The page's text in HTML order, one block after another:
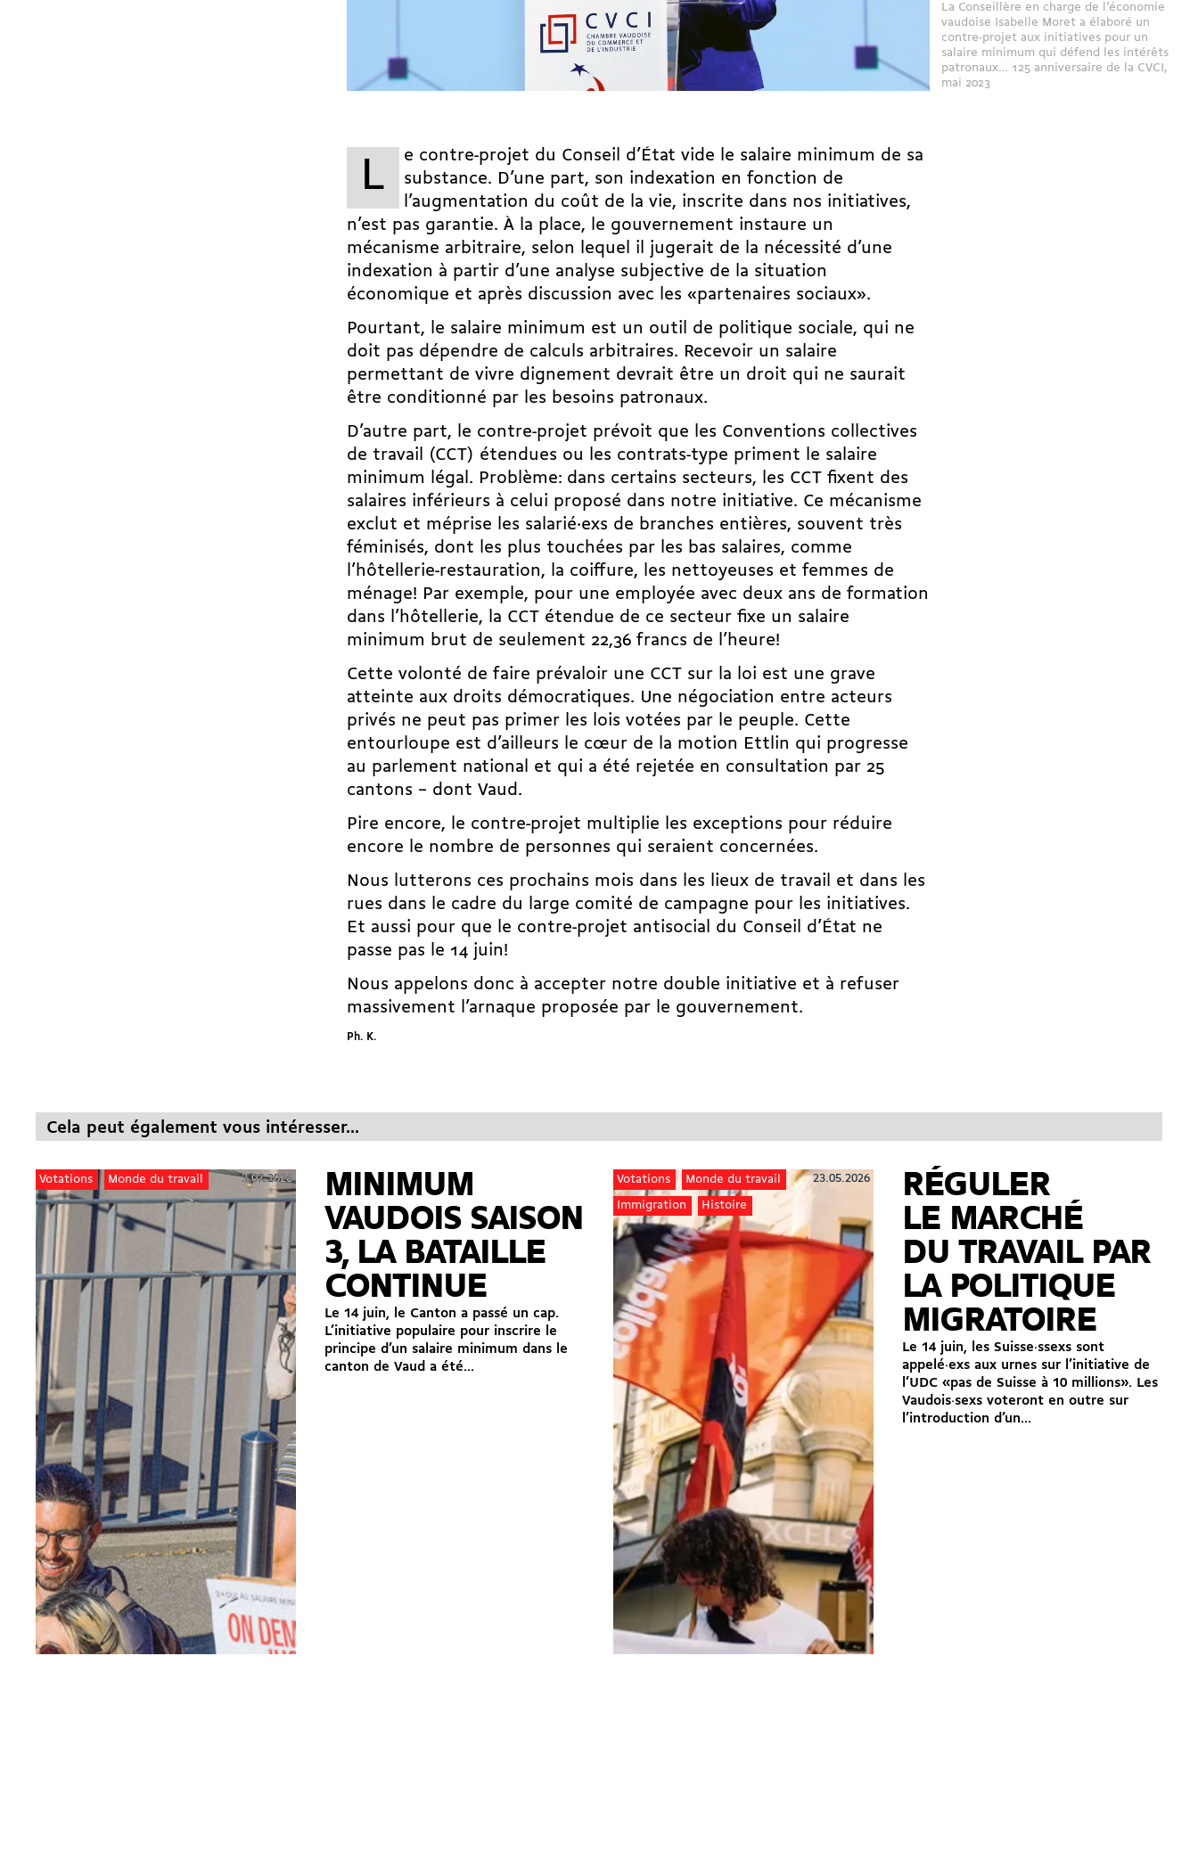
La Conseillère en charge de l’économie
vaudoise Isabelle Moret a élaboré un
contre-projet aux initiatives pour un
salaire minimum qui défend les intérêts
patronaux… 125 anniversaire de la CVCI,
mai 2023
L
e contre-projet du Conseil d’État vide le salaire minimum de sa
substance. D’une part, son indexation en fonction de
l’augmentation du coût de la vie, inscrite dans nos initiatives,
n’est pas garantie. À la place, le gouvernement instaure un
mécanisme arbitraire, selon lequel il jugerait de la nécessité d’une
indexation à partir d’une analyse subjective de la situation
économique et après discussion avec les «partenaires sociaux».
Pourtant, le salaire minimum est un outil de politique sociale, qui ne
doit pas dépendre de calculs arbitraires. Recevoir un salaire
permettant de vivre dignement devrait être un droit qui ne saurait
être conditionné par les besoins patronaux.
D’autre part, le contre-projet prévoit que les Conventions collectives
de travail (CCT) étendues ou les contrats-type priment le salaire
minimum légal. Problème: dans certains secteurs, les CCT fixent des
salaires inférieurs à celui proposé dans notre initiative. Ce mécanisme
exclut et méprise les salarié·exs de branches entières, souvent très
féminisés, dont les plus touchées par les bas salaires, comme
l’hôtellerie-restauration, la coiffure, les nettoyeuses et femmes de
ménage! Par exemple, pour une employée avec deux ans de formation
dans l’hôtellerie, la CCT étendue de ce secteur fixe un salaire
minimum brut de seulement 22,36 francs de l’heure!
Cette volonté de faire prévaloir une CCT sur la loi est une grave
atteinte aux droits démocratiques. Une négociation entre acteurs
privés ne peut pas primer les lois votées par le peuple. Cette
entourloupe est d’ailleurs le cœur de la motion Ettlin qui progresse
au parlement national et qui a été rejetée en consultation par 25
cantons – dont Vaud.
Pire encore, le contre-projet multiplie les exceptions pour réduire
encore le nombre de personnes qui seraient concernées.
Nous lutterons ces prochains mois dans les lieux de travail et dans les
rues dans le cadre du large comité de campagne pour les initiatives.
Et aussi pour que le contre-projet antisocial du Conseil d’État ne
passe pas le 14 juin!
Nous appelons donc à accepter notre double initiative et à refuser
massivement l’arnaque proposée par le gouvernement.
Ph. K.
Cela peut également vous intéresser...
Votations Monde du travail 3.07.2026
MINIMUM
VAUDOIS SAISON
3, LA BATAILLE
CONTINUE
Le 14 juin, le Canton a passé un cap.
L’initiative populaire pour inscrire le
principe d’un salaire minimum dans le
canton de Vaud a été...
Votations
Monde du travail
Immigration
Histoire
23.05.2026
RÉGULER
LE MARCHÉ
DU TRAVAIL PAR
LA POLITIQUE
MIGRATOIRE
Le 14 juin, les Suisse·ssexs sont
appelé·exs aux urnes sur l’initiative de
l’UDC «pas de Suisse à 10 millions». Les
Vaudois·sexs voteront en outre sur
l’introduction d’un...